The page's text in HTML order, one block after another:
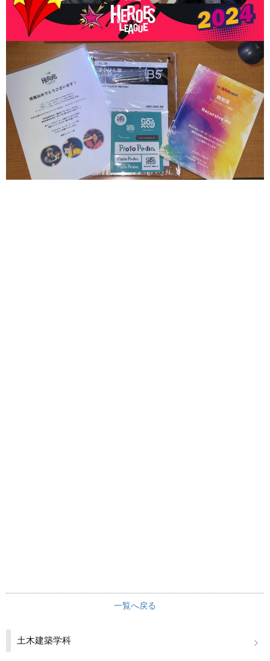
一覧へ戻る
土木建築学科
関連リンク
学内向け情報